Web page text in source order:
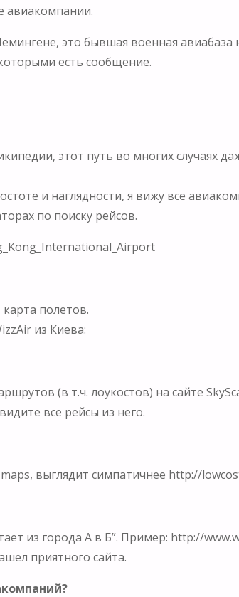
авиакомпании.
это бывшая военная авиабаза
есть сообщение.
этот путь во многих случаях
и наглядности, я вижу все
по поиску рейсов.
полетов.
из Киева:
(в т.ч. лоукостов) на сайте
все рейсы из него.
выглядит симпатичнее http://
из города А в Б”. Пример: http://
приятного сайта.